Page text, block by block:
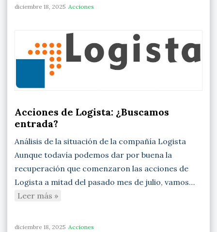
diciembre 18, 2025 Acciones
Acciones de Logista: ¿Buscamos
entrada?
Análisis de la situación de la compañía Logista
Aunque todavía podemos dar por buena la
recuperación que comenzaron las acciones de
Logista a mitad del pasado mes de julio, vamos…
Leer más »
diciembre 18, 2025 Acciones